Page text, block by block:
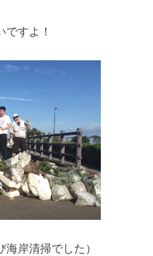
ですよ！
海岸清掃でした）